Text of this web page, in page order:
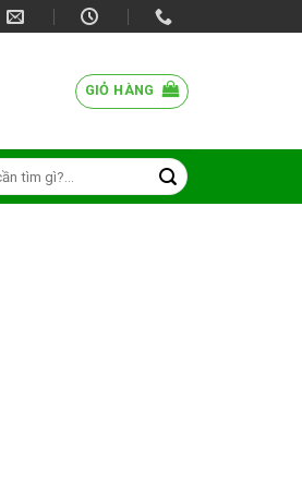
GIỎ HÀNG